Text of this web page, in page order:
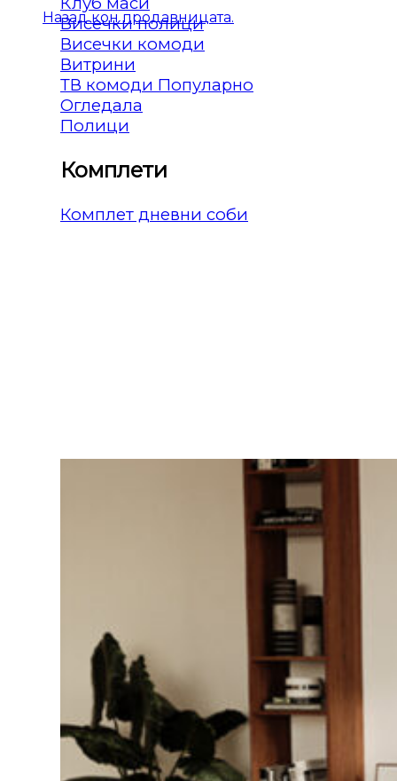
Назад кон продавницата.
Висечки полици
Висечки комоди
Витрини
ТВ комоди
Огледала
Полици
Комплети
Комплет дневни соби